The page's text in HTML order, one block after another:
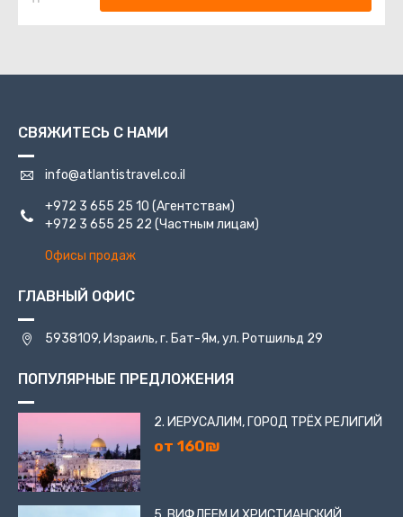
СВЯЖИТЕСЬ С НАМИ
info@atlantistravel.co.il
+972 3 655 25 10 (Агентствам)
+972 3 655 25 22 (Частным лицам)
Офисы продаж
ГЛАВНЫЙ ОФИС
5938109, Израиль, г. Бат-Ям, ул. Ротшильд 29
ПОПУЛЯРНЫЕ ПРЕДЛОЖЕНИЯ
2. ИЕРУСАЛИМ, ГОРОД ТРЁХ РЕЛИГИЙ
от 160₪